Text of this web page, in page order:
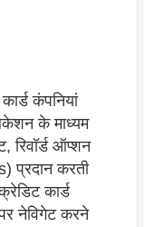
कंपनियां
के माध्यम
रिवॉर्ड ऑप्शन
प्रदान करती
कार्ड
नेविगेट करने